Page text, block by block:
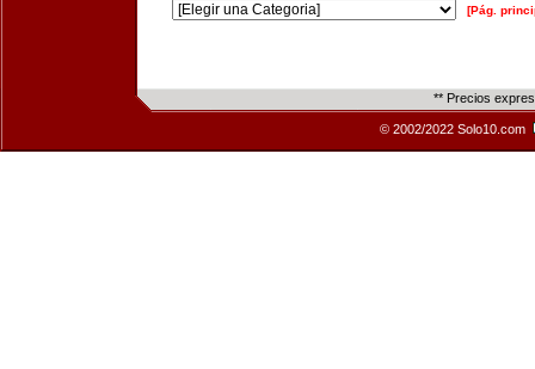
[Pág.
** Precios
© 2002/2022 Solo10.com